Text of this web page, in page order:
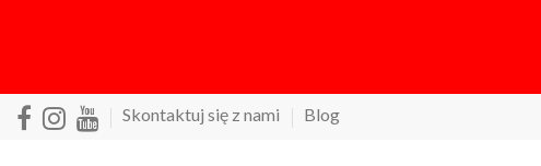
Skontaktuj się z nami Blog